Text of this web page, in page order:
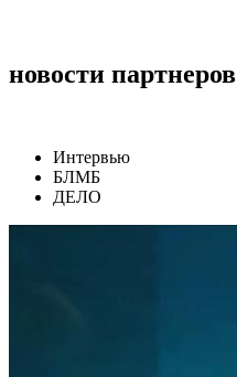
новости партнеров
Интервью
БЛМБ
ДЕЛО